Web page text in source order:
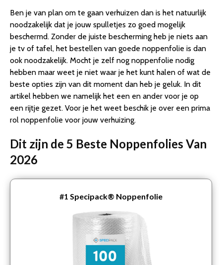
Ben je van plan om te gaan verhuizen dan is het natuurlijk
noodzakelijk dat je jouw spulletjes zo goed mogelijk
beschermd. Zonder de juiste bescherming heb je niets aan
je tv of tafel, het bestellen van goede noppenfolie is dan
ook noodzakelijk. Mocht je zelf nog noppenfolie nodig
hebben maar weet je niet waar je het kunt halen of wat de
beste opties zijn van dit moment dan heb je geluk. In dit
artikel hebben we namelijk het een en ander voor je op
een rijtje gezet. Voor je het weet beschik je over een prima
rol noppenfolie voor jouw verhuizing.
Dit zijn de 5 Beste Noppenfolies Van
2026
#1 Specipack® Noppenfolie